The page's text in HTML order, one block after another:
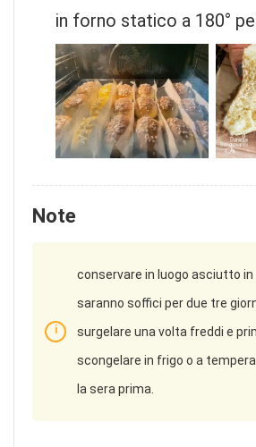
in forno statico a 180°
Note
conservare in luogo asciutto
saranno soffici per due tre
surgelare una volta freddi e
scongelare in frigo o a
la sera prima.